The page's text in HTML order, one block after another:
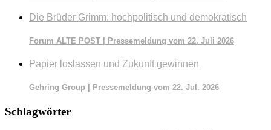
Die Brüder Grimm: hochpolitisch und demokratisch
Forum ALTE POST | Pressemeldung vom 22. Juli 2026
Papier loslassen und Zukunft gewinnen
Gehring Group | Pressemeldung vom 22. Jul. 2026
Schlagwörter